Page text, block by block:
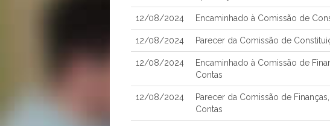
12/08/2024 Encaminhado à Comissão de
12/08/2024 Parecer da Comissão de
12/08/2024
Encaminhado à Comissão de
Contas
12/08/2024
Parecer da Comissão de
Contas